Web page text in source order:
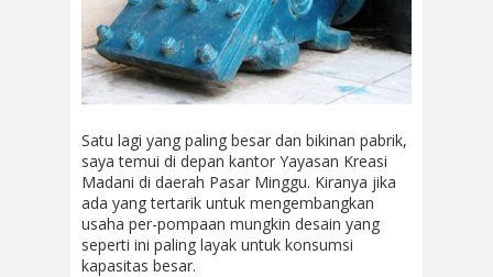
Satu lagi yang paling besar dan bikinan pabrik,
saya temui di depan kantor Yayasan Kreasi
Madani di daerah Pasar Minggu. Kiranya jika
ada yang tertarik untuk mengembangkan
usaha per-pompaan mungkin desain yang
seperti ini paling layak untuk konsumsi
kapasitas besar.